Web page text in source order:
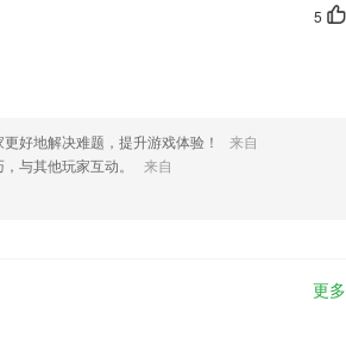
5
好地解决难题，提升游戏体验！
来自
与其他玩家互动。
来自
更多